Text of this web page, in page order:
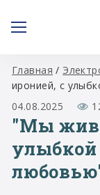
Главная /
иронией, с
04.08.2025
"Мы
улыбкой